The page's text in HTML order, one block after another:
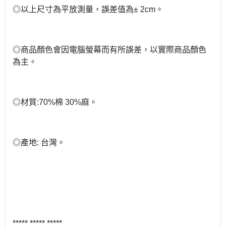
◎以上尺寸為平放測量，誤差值為± 2cm。
◎商品顏色會因電腦螢幕而有所誤差，以實際商品顏色
為主。
◎材質:70%棉 30%麻。
◎產地: 台灣。
***** ***** *****